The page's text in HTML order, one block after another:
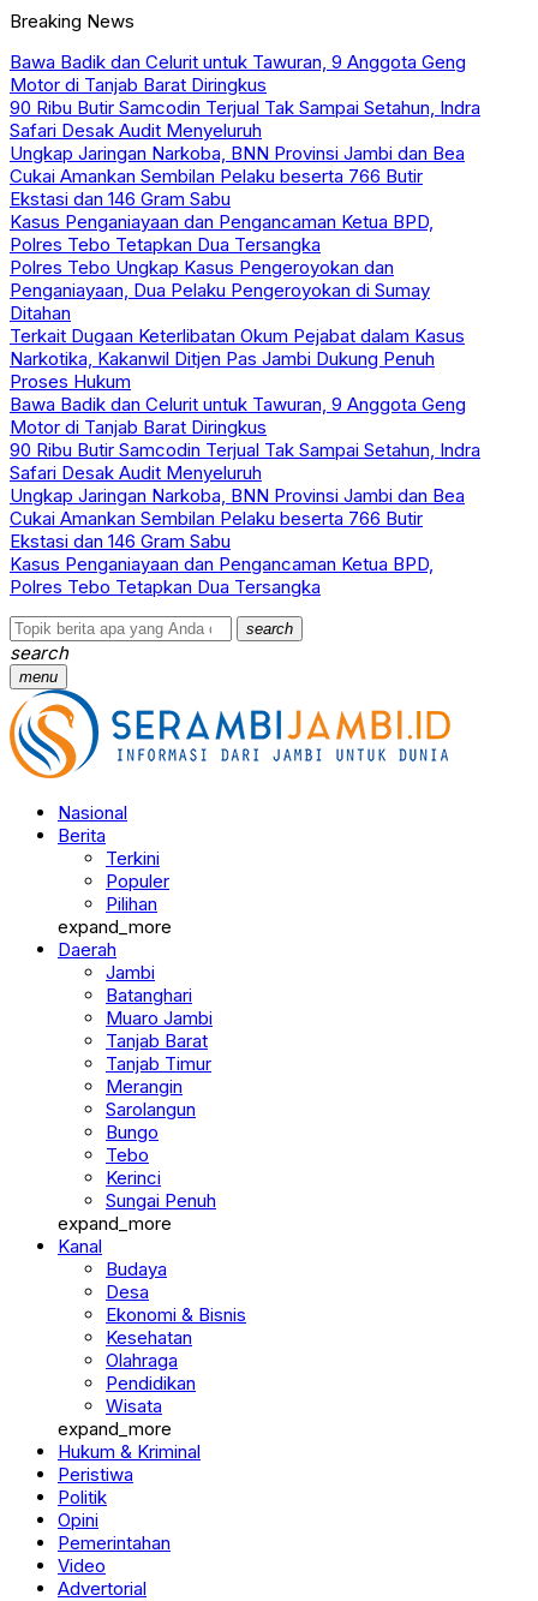
Breaking News
Bawa Badik dan Celurit untuk Tawuran, 9 Anggota Geng
Motor di Tanjab Barat Diringkus
90 Ribu Butir Samcodin Terjual Tak Sampai Setahun, Indra
Safari Desak Audit Menyeluruh
Ungkap Jaringan Narkoba, BNN Provinsi Jambi dan Bea
Cukai Amankan Sembilan Pelaku beserta 766 Butir
Ekstasi dan 146 Gram Sabu
Kasus Penganiayaan dan Pengancaman Ketua BPD,
Polres Tebo Tetapkan Dua Tersangka
Polres Tebo Ungkap Kasus Pengeroyokan dan
Penganiayaan, Dua Pelaku Pengeroyokan di Sumay
Ditahan
Terkait Dugaan Keterlibatan Okum Pejabat dalam Kasus
Narkotika, Kakanwil Ditjen Pas Jambi Dukung Penuh
Proses Hukum
Bawa Badik dan Celurit untuk Tawuran, 9 Anggota Geng
Motor di Tanjab Barat Diringkus
90 Ribu Butir Samcodin Terjual Tak Sampai Setahun, Indra
Safari Desak Audit Menyeluruh
Ungkap Jaringan Narkoba, BNN Provinsi Jambi dan Bea
Cukai Amankan Sembilan Pelaku beserta 766 Butir
Ekstasi dan 146 Gram Sabu
Kasus Penganiayaan dan Pengancaman Ketua BPD,
Polres Tebo Tetapkan Dua Tersangka
search
search
menu
Nasional
Berita
Terkini
Populer
Pilihan
expand_more
Daerah
Jambi
Batanghari
Muaro Jambi
Tanjab Barat
Tanjab Timur
Merangin
Sarolangun
Bungo
Tebo
Kerinci
Sungai Penuh
expand_more
Kanal
Budaya
Desa
Ekonomi & Bisnis
Kesehatan
Olahraga
Pendidikan
Wisata
expand_more
Hukum & Kriminal
Peristiwa
Politik
Opini
Pemerintahan
Video
Advertorial